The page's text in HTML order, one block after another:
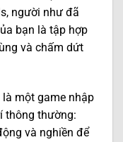
người như đã
bạn là tập hợp
và chấm dứt
một game nhập
thông thường:
và nghiền để